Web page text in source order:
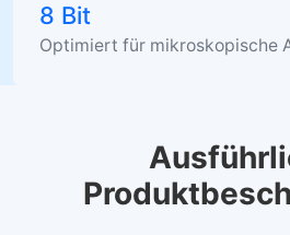
8 Bit
Optimiert für mikroskopische